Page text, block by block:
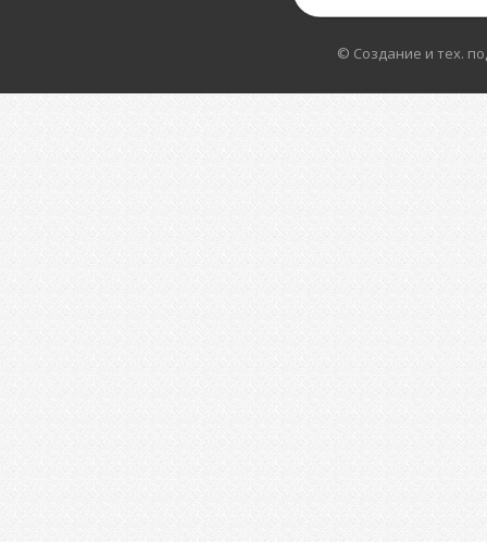
© Создание и тех.